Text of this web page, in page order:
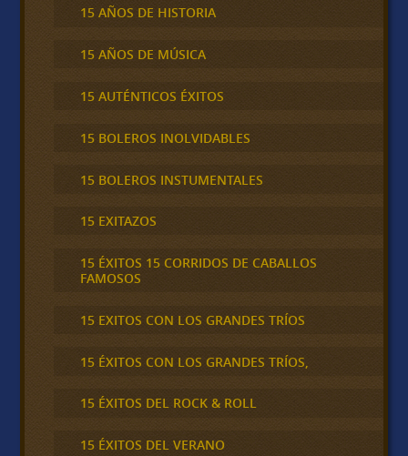
15 AÑOS DE HISTORIA
15 AÑOS DE MÚSICA
15 AUTÉNTICOS ÉXITOS
15 BOLEROS INOLVIDABLES
15 BOLEROS INSTUMENTALES
15 EXITAZOS
15 ÉXITOS 15 CORRIDOS DE CABALLOS
FAMOSOS
15 EXITOS CON LOS GRANDES TRÍOS
15 ÉXITOS CON LOS GRANDES TRÍOS,
15 ÉXITOS DEL ROCK & ROLL
15 ÉXITOS DEL VERANO